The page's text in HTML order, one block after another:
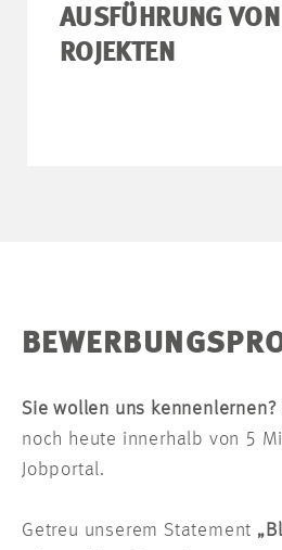
AUSFÜHRUNG
ROJEKTEN
Sie wollen uns kennenlernen?
noch heute innerhalb von 5
Jobportal.
Getreu unserem Statement